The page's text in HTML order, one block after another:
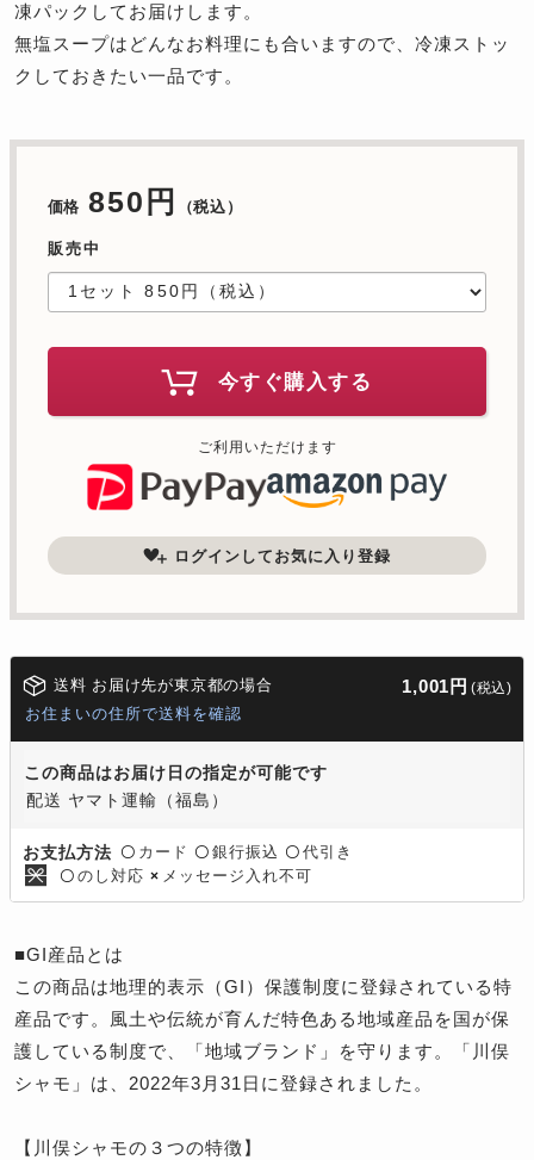
凍パックしてお届けします。
無塩スープはどんなお料理にも合いますので、冷凍ストッ
クしておきたい一品です。
価格 850円 （税込）
販売中
今すぐ購入する
ご利用いただけます
ログインしてお気に入り登録
送料 お届け先が東京都の場合 1,001円 (税込)
お住まいの住所で送料を確認
この商品はお届け日の指定が可能です
配送 ヤマト運輸（福島）
お支払方法 〇 カード 〇 銀行振込 〇 代引き
〇 のし対応 × メッセージ入れ不可
■GI産品とは
この商品は地理的表示（GI）保護制度に登録されている特
産品です。風土や伝統が育んだ特色ある地域産品を国が保
護している制度で、「地域ブランド」を守ります。「川俣
シャモ」は、2022年3月31日に登録されました。
【川俣シャモの３つの特徴】